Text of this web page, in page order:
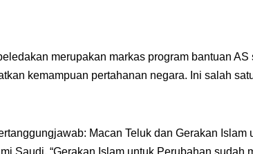
merupakan markas program bantuan
kemampuan pertahanan negara. Ini salah
Macan Teluk dan Gerakan